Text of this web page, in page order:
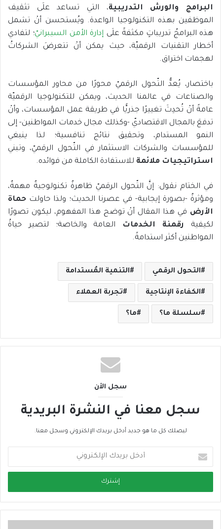
البرامج والورش التدريبية، التي تساعد علَى تثقيف
الموظفين بهذه التكنولوجيا الواعدة. ويُستحسن أنْ تشمل
هذه البرامجُ تدريباتٍ مكثفةً علَى إدارة الأمن السيبرانيّ؛ لتفادي
أخطار التقنيات الرقميّة، حيث يمكن أنْ تتعرضَ الشركاتُ
لهجمات اختراق.
باختصار، يُعدُّ التّحول الرقميّ محورًا من محاور المؤسسات
والصناعات في عالمنا الحديث، ويمكن للتكنولوجيا الرقميّة
عامةً أنْ تُحدِثَ تغييرًا جذريًّا في طريقة عمل المؤسسات، وأنْ
تدفعَ بالمجال الاقتصاديّ -وكذلك مجال خدمات المواطنين- إلى
النمو المستدام، وتحقيق نتائج تنافسية؛ لذا ينبغي
للمؤسسات والشركات الاستثمار في التّحول الرقميّ، وتبني
استراتيجيات ملائمة للاستفادة الكاملة من فوائده.
في الختام نقول: إنَّ التّحول الرقميّ ظاهرةٌ تكنولوجيةٌ مهمةٌ،
ومؤثرةٌ -بصورة إيجابية- في عصرنا الحديث؛ ولذا حاولت حماة
الأرض في هذا المقال أنْ توضح هذا المفهوم، ليكون تصورًا
لكيفية
رقمنة الخدمات العامة والخاصة؛ لتصير حياةُ
المواطنين أكثر استدامةً.
التحول الرقمي التنمية المُستدامة
الكفاءة الإنتاجية تجربة العملاء
سلسلة ما؟ ما؟
سجل الأن
سجل معنا في النشرة البريدية
ليصلك كل ما هو جديد أدخل بريدك الإلكتروني وسجل معنا.
خ
ب
ر